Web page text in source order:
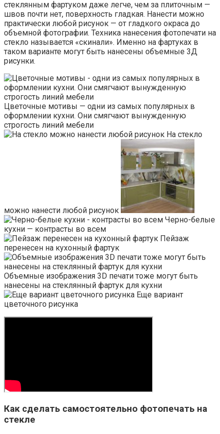
стеклянным фартуком даже легче, чем за плиточным —
швов почти нет, поверхность гладкая. Нанести можно
практически любой рисунок — от гладкого окраса до
объемной фотографии. Техника нанесения фотопечати на
стекло называется «скинали». Именно на фартуках в
таком варианте могут быть нанесены объемные 3Д
рисунки.
Цветочные мотивы — одни из самых популярных в
оформлении кухни. Они смягчают вынужденную
строгость линий мебели
На стекло
можно нанести любой рисунок
Черно-белые
кухни — контрасты во всем
Пейзаж
перенесен на кухонный фартук
Объемные изображения 3D печати тоже могут быть
нанесены на стеклянный фартук для кухни
Еще вариант
цветочного рисунка
Как сделать самостоятельно фотопечать на
стекле